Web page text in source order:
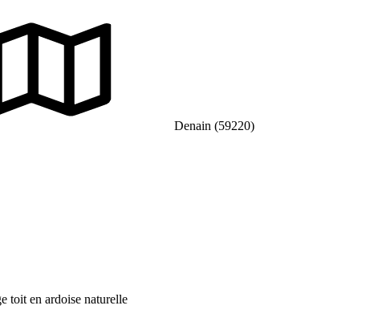
Denain (59220)
toit en ardoise naturelle